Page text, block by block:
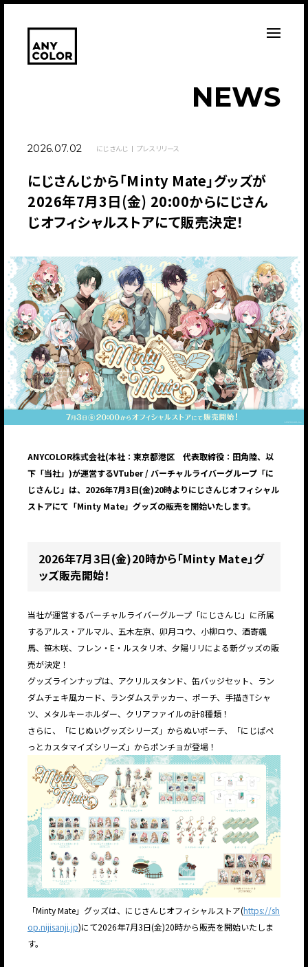
NEWS
2026.07.02 にじさんじ プレスリリース
にじさんじから「Minty Mate」グッズが
2026年7月3日(金) 20:00からにじさん
じオフィシャルストアにて販売決定！
ANYCOLOR株式会社(本社：東京都港区 代表取締役：田角陸、以
下「当社」)が運営するVTuber / バーチャルライバーグループ「に
じさんじ」は、2026年7月3日(金)20時よりにじさんじオフィシャル
ストアにて「Minty Mate」グッズの販売を開始いたします。
2026年7月3日(金)20時から「Minty Mate」グ
ッズ販売開始！
当社が運営するバーチャルライバーグループ「にじさんじ」に所属
するアルス・アルマル、五木左京、卯月コウ、小柳ロウ、酒寄颯
馬、笹木咲、フレン・E・ルスタリオ、夕陽リリによる新グッズの販
売が決定！
グッズラインナップは、アクリルスタンド、缶バッジセット、ラン
ダムチェキ風カード、ランダムステッカー、ポーチ、手描きTシャ
ツ、メタルキーホルダー、クリアファイルの計8種類！
さらに、「にじぬいグッズシリーズ」からぬいポーチ、「にじぱぺ
っとカスタマイズシリーズ」からポンチョが登場！
「Minty Mate」グッズは、にじさんじオフィシャルストア(https://sh
op.nijisanji.jp)にて2026年7月3日(金)20時から販売を開始いたしま
す。